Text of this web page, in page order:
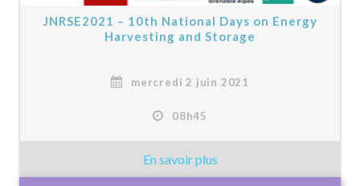
JNRSE2021 – 10th National Days on Energy
Harvesting and Storage
mercredi 2 juin 2021
08h45